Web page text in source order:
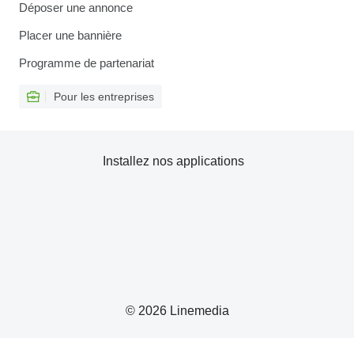
Déposer une annonce
Placer une bannière
Programme de partenariat
Pour les entreprises
© 2026 Linemedia
Installez nos applications